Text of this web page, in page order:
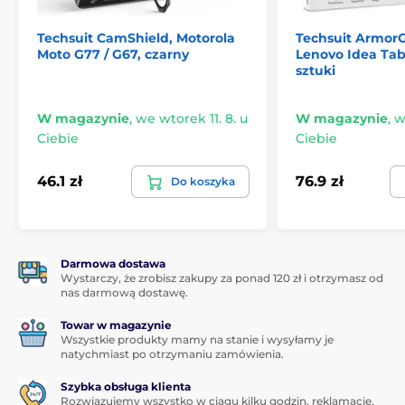
Twardość szkła to 9H
Powłoka oleofobowa zapobiegająca pozostawianiu
Doskonałe właściwości optyczne - nie zniekształca
obrazu
Wszystko potrzebne do instalacji w opakowaniu
Ekologiczne opakowanie z papieru z recyklingu
Zawartość opakowania:
Szkło hartowane Tactical
Chusteczka alkoholowa do doskonałego czyszczenia
wyświetlacza
Ściereczka z mikrofibry
Techsuit CamShield, Motorola
Moto G77 / G67, czarny
W magazynie, we wtorek 11. 8. u
Ciebie
46.1 zł Do koszyka
Techsuit
Lenovo Idea
sztuki
W magazynie,
Ciebie
76.9 zł
Darmowa dostawa
Wystarczy, że zrobisz zakupy za ponad 120 zł i otrzymasz od
nas darmową dostawę.
Towar w magazynie
Wszystkie produkty mamy na stanie i wysyłamy je
natychmiast po otrzymaniu zamówienia.
Szybka obsługa klienta
Rozwiązujemy wszystko w ciągu kilku godzin, reklamacje,